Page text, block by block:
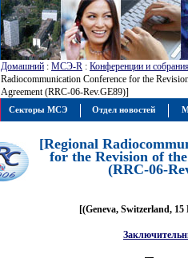
Домашний : МСЭ-R : Конференции и
Radiocommunication Conference for the
Agreement (RRC-06-Rev.GE89)]
[Regional
for the Revision of
(RRC-06-
[(Geneva, Switzerland, 15
Секторы МСЭ Отдел новостей